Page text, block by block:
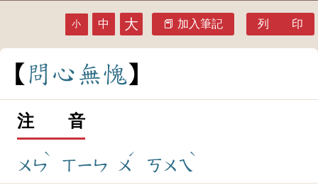
小 中 大 加入筆記 列 印
問 心無愧
注 音
ㄨㄣ
ˋ
ㄒㄧㄣ ㄨ
ˊ
ㄎㄨㄟ
ˋ